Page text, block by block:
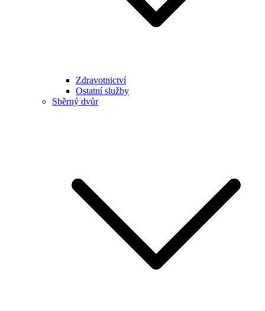
Zdravotnictví
Ostatní služby
Sběrný dvůr